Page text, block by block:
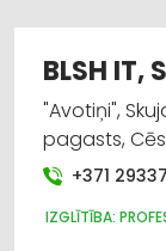
Apmācība:
Tulkošana
Apmācība:
BLSH IT,
"Avotiņi",
pagasts,
+371
IZGLĪTĪBA: